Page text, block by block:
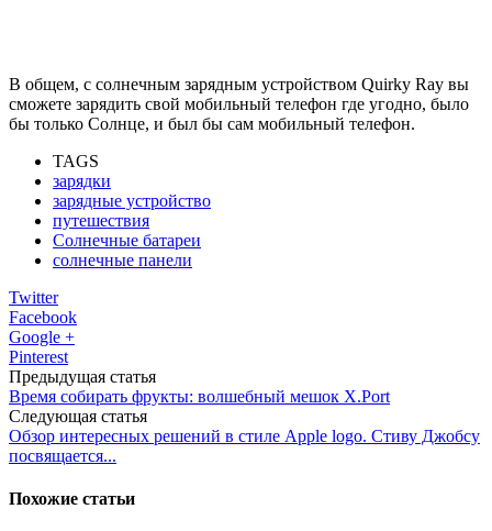
В общем, с солнечным зарядным устройством Quirky Ray вы
сможете зарядить свой мобильный телефон где угодно, было
бы только Солнце, и был бы сам мобильный телефон.
TAGS
зарядки
зарядные устройство
путешествия
Солнечные батареи
солнечные панели
Twitter
Facebook
Google +
Pinterest
Предыдущая статья
Время собирать фрукты: волшебный мешок X.Port
Следующая статья
Обзор интересных решений в стиле Apple logo. Стиву Джобсу
посвящается...
Похожие статьи